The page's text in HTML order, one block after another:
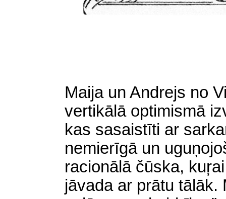
Maija un Andrejs no
vertikālā optimismā
kas sasaistīti ar
nemierīgā un
racionālā čūska, kuŗai
jāvada ar prātu